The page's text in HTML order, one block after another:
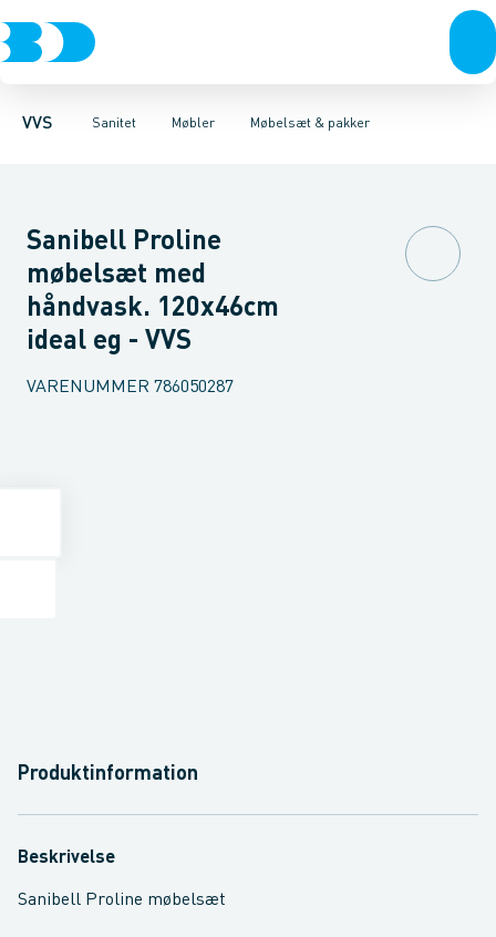
VVS Sanitet
Rør & fittingsPressfittings & rørKuglehaner & ventiler
Møbler
Toiletter, sæder og cisterner VaskeArmaturer
Møbelsæt & pakker
Møbelsæt & pakkerUnderskabeHøjskabeOverskabe
Sanibell Proline
møbelsæt med
håndvask. 120x46cm
ideal eg - VVS
VARENUMMER 786050287
Produktinformation
Beskrivelse
Sanibell Proline møbelsæt